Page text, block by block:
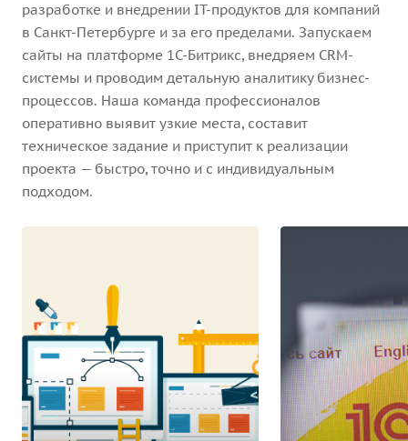
разработке и внедрении IT-продуктов для компаний
в Санкт-Петербурге и за его пределами. Запускаем
сайты на платформе 1С-Битрикс, внедряем CRM-
системы и проводим детальную аналитику бизнес-
процессов. Наша команда профессионалов
оперативно выявит узкие места, составит
техническое задание и приступит к реализации
проекта — быстро, точно и с индивидуальным
подходом.